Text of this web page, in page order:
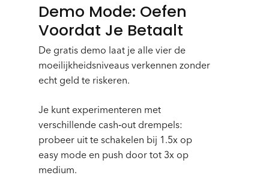
Demo Mode: Oefen
Voordat Je Betaalt
De gratis demo laat je alle vier de
moeilijkheidsniveaus verkennen zonder
echt geld te riskeren.
Je kunt experimenteren met
verschillende cash‑out drempels:
probeer uit te schakelen bij 1.5x op
easy mode en push door tot 3x op
medium.